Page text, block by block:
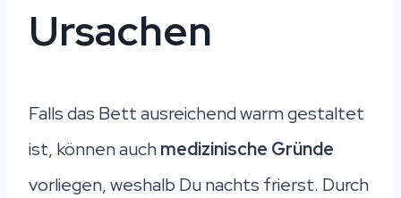
Ursachen
Falls das Bett ausreichend warm gestaltet
ist, können auchmedizinische Gründe
vorliegen, weshalb Du nachts frierst. Durch